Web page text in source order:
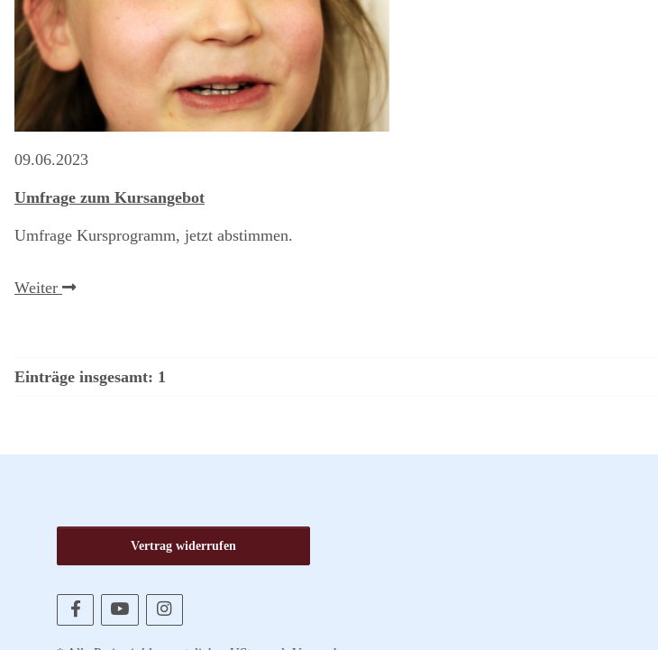
09.06.2023
Umfrage zum Kursangebot
Umfrage Kursprogramm, jetzt abstimmen.
Weiter
Einträge insgesamt: 1
Vertrag widerrufen